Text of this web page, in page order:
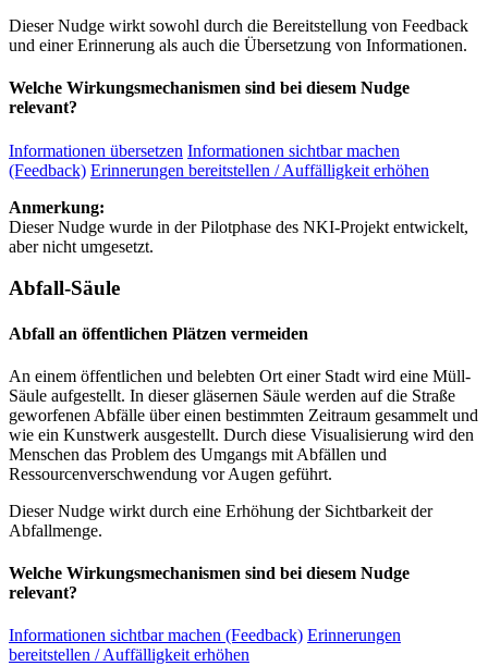
Dieser Nudge wirkt sowohl durch die Bereitstellung von Feedback
und einer Erinnerung als auch die Übersetzung von Informationen.
Welche Wirkungsmechanismen sind bei diesem Nudge
relevant?
Informationen übersetzen Informationen sichtbar machen
(Feedback) Erinnerungen bereitstellen / Auffälligkeit erhöhen
Anmerkung:
Dieser Nudge wurde in der Pilotphase des NKI-Projekt entwickelt,
aber nicht umgesetzt.
Abfall-Säule
Abfall an öffentlichen Plätzen vermeiden
An einem öffentlichen und belebten Ort einer Stadt wird eine Müll-
Säule aufgestellt. In dieser gläsernen Säule werden auf die Straße
geworfenen Abfälle über einen bestimmten Zeitraum gesammelt und
wie ein Kunstwerk ausgestellt. Durch diese Visualisierung wird den
Menschen das Problem des Umgangs mit Abfällen und
Ressourcenverschwendung vor Augen geführt.
Dieser Nudge wirkt durch eine Erhöhung der Sichtbarkeit der
Abfallmenge.
Welche Wirkungsmechanismen sind bei diesem Nudge
relevant?
Informationen sichtbar machen (Feedback) Erinnerungen
bereitstellen / Auffälligkeit erhöhen